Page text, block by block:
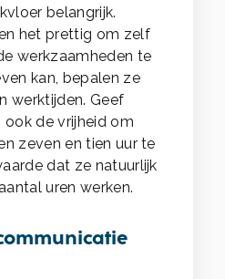
belangrijk.
het prettig om zelf
werkzaamheden te
kan, bepalen ze
werktijden. Geef
ook de vrijheid om
zeven en tien uur te
dat ze natuurlijk
uren werken.